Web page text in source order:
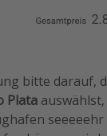
bitte darauf,
Plata